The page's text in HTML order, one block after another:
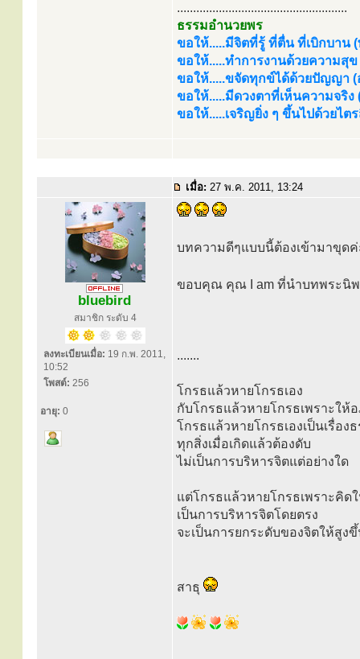
.....................................................
ธรรมอำนวยพร
ขอให้.....มีจิตที่รู้ ที่ตื่น ที่เบิกบาน
ขอให้.....ทำการงานด้วยความสุ
ขอให้.....ขจัดทุกข์ได้ด้วยปัญญา (
ขอให้.....มีดวงตาที่เห็นความจริ
ขอให้.....เจริญยิ่ง ๆ ขึ้นไปด้วยไ
เมื่อ: 27 พ.ค. 2011, 13:24
bluebird
สมาชิก ระดับ 4
ลงทะเบียนเมื่อ: 19 ก.พ. 2011,
10:52
โพสต์: 256
อายุ: 0
บทความดีๆแบบนี้ต้องเข้ามาขุดค่
ขอบคุณ คุณ I am ที่นำบทพระนิ
.......
โกรธแล้วหายโกรธเอง
กับโกรธแล้วหายโกรธเพราะให้
โกรธแล้วหายโกรธเองเป็นเรื่อง
ทุกสิ่งเมื่อเกิดแล้วต้องดับ
ไม่เป็นการบริหารจิตแต่อย่างใด
แต่โกรธแล้วหายโกรธเพราะคิด
เป็นการบริหารจิตโดยตรง
จะเป็นการยกระดับของจิตให้สูง
สาธุ